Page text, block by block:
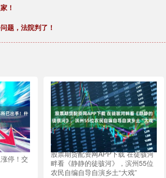
！
题，法院判了！
停！交
股票期货配资网APP下载 在徒骇河
畔看《静静的徒骇河》，滨州55位
农民自编自导自演乡土“大戏”